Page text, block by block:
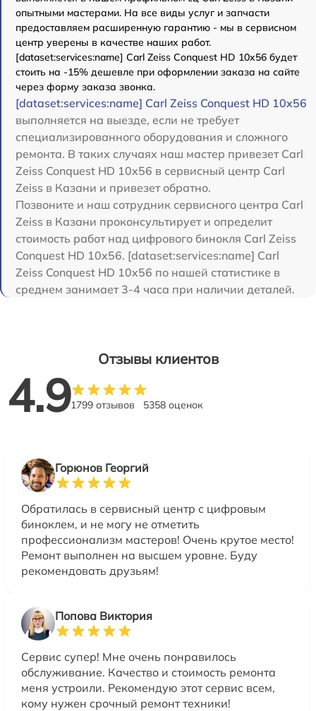
опытными мастерами. На все виды услуг и запчасти
предоставляем расширенную гарантию - мы в сервисном
центр уверены в качестве наших работ.
[dataset:services:name] Carl Zeiss Conquest HD 10x56 будет
стоить на -15% дешевле при оформлении заказа на сайте
через форму заказа звонка.
[dataset:services:name] Carl Zeiss Conquest HD 10x56
выполняется на выезде, если не требует
специализированного оборудования и сложного
ремонта. В таких случаях наш мастер привезет Carl
Zeiss Conquest HD 10x56 в сервисный центр Carl
Zeiss в Казани и привезет обратно.
Позвоните и наш сотрудник сервисного центра Carl
Zeiss в Казани проконсультирует и определит
стоимость работ над цифрового бинокля Carl Zeiss
Conquest HD 10x56. [dataset:services:name] Carl
Zeiss Conquest HD 10x56 по нашей статистике в
среднем занимает 3-4 часа при наличии деталей.
Отзывы клиентов
4.91799 отзывов 5358 оценок
Горюнов Георгий
Обратилась в сервисный центр с цифровым
биноклем, и не могу не отметить
профессионализм мастеров! Очень крутое место!
Ремонт выполнен на высшем уровне. Буду
рекомендовать друзьям!
Попова Виктория
Сервис супер! Мне очень понравилось
обслуживание. Качество и стоимость ремонта
меня устроили. Рекомендую этот сервис всем,
кому нужен срочный ремонт техники!